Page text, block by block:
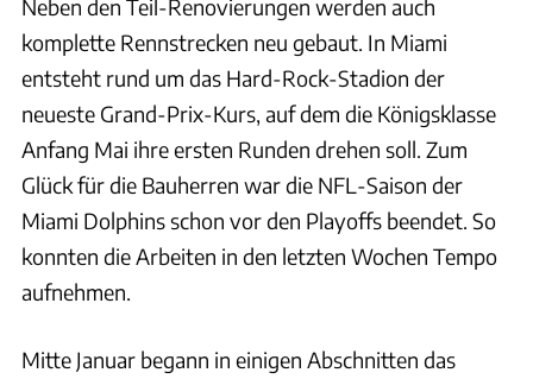
Neben den Teil-Renovierungen werden auch
komplette Rennstrecken neu gebaut. In Miami
entsteht rund um das Hard-Rock-Stadion der
neueste Grand-Prix-Kurs, auf dem die Königsklasse
Anfang Mai ihre ersten Runden drehen soll. Zum
Glück für die Bauherren war die NFL-Saison der
Miami Dolphins schon vor den Playoffs beendet. So
konnten die Arbeiten in den letzten Wochen Tempo
aufnehmen.
Mitte Januar begann in einigen Abschnitten das